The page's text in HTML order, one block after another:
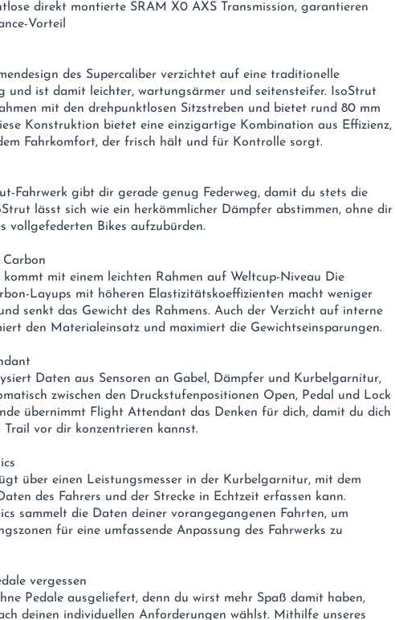
direkt montierte SRAM X0 AXS Transmission, garantieren
Vorteil
des Supercaliber verzichtet auf eine traditionelle
und ist damit leichter, wartungsärmer und seitensteifer. IsoStrut
mit den drehpunktlosen Sitzstreben und bietet rund 80 mm
Konstruktion bietet eine einzigartige Kombination aus Effizienz,
Fahrkomfort, der frisch hält und für Kontrolle sorgt.
Fahrwerk gibt dir gerade genug Federweg, damit du stets die
lässt sich wie ein herkömmlicher Dämpfer abstimmen, ohne dir
vollgefederten Bikes aufzubürden.
kommt mit einem leichten Rahmen auf Weltcup-Niveau Die
Layups mit höheren Elastizitätskoeffizienten macht weniger
senkt das Gewicht des Rahmens. Auch der Verzicht auf interne
den Materialeinsatz und maximiert die Gewichtseinsparungen.
Daten aus Sensoren an Gabel, Dämpfer und Kurbelgarnitur,
zwischen den Druckstufenpositionen Open, Pedal und Lock
übernimmt Flight Attendant das Denken für dich, damit du dich
vor dir konzentrieren kannst.
über einen Leistungsmesser in der Kurbelgarnitur, mit dem
des Fahrers und der Strecke in Echtzeit erfassen kann.
sammelt die Daten deiner vorangegangenen Fahrten, um
für eine umfassende Anpassung des Fahrwerks zu
vergessen
Pedale ausgeliefert, denn du wirst mehr Spaß damit haben,
deinen individuellen Anforderungen wählst. Mithilfe unseres